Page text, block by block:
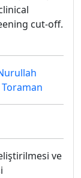
cut-off.
ve